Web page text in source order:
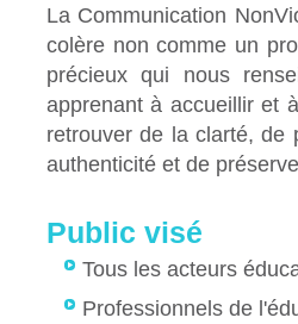
La Communication
colère non comme un
précieux qui nous
apprenant à accueillir et
retrouver de la clarté, de
authenticité et de
Public visé
Tous les acteurs
Professionnels de